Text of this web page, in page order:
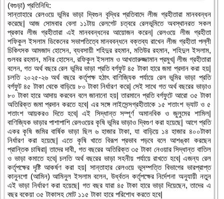
(বগুড়া) প্রতিনিধি:
সান্তাহারে রেলওয়ে ভূমির ভাড়া দ্বিগুন বৃদ্ধির প্রতিবাদে লীজ গ্রহীতারা মানববন্ধন
করেছে| আজ সোমবার বেলা ১১টায় রেলগেট চত্বরে রেলভূমিতে অবস্থানরত সকল
প্রকার লীজ গ্রহীতারা এই মানববন্ধনের আয়োজন করেন| রেলওয়ে লীজ গ্রহীতা
শফিকুল ইসলাম ডিকেনের সভাপতিত্বে মানববন্ধনে বক্তব্য রাখেন লীজ গ্রহীতা পল্লী
চিকিৎসক আমজাদ হোসেন, ব্যবসায়ী শহিদুর রহমান, মতিউর রহমান, শহিদুল ইসলাম,
গুলবর রহমান, মনির হোসেন, রফিকুল ইসলাম ও আখতারুজ্জামান প্রমুখ| লীজ গ্রহীতারা
বলেন, গত অর্থ বছরে রেল ভূমির ভাড়া প্রতি বর্গফুট ৪৫ টাকা হারে জমা প্রদান করা হয়|
চলতি ২০২৫-২৬ অর্থ বছরে কর্তৃপক্ষ হঠাৎ বাণিজ্যিক পর্যায়ে রেল ভূমির ভাড়া প্রতি
বর্গফুট ৪৫ টাকা থেকে বাড়িয়ে ৮০ টাকা নির্ধারণ করে| সেই সাথে গত অর্থ বছরের ভাড়াও
৮০ টাকা হারে আদায় করবেন বলে জানানো হয়| তারমানে প্রতি বর্গফুটে আরো ৩৫ টাকা
অতিরিক্ত জমা প্রদান করতে হবে| এর সঙ্গে লাইসেন্সগ্রহীতাকে ১৫ শতাংশ ভ্যাট ও ৫
শতাংশ আয়করও দিতে হবে| এই সিদ্ধান্ত সম্পূর্ণ অমানবিক ও জুলুমের শামিল|
বাণিজ্যিক ভাড়ার পাশাপাশি রেলওয়ের কৃষি ভূমির ভাড়াও দ্বিগুণ করা হয়েছে| আগে প্রতি
একর কৃষি জমির বার্ষিক ভাড়া ছিল ৬ হাজার টাকা, যা বাড়িয়ে ১৪ হাজার ৪০০টাকা
নির্ধারণ করা হয়েছে| এতে কৃষি খাতে বিরূপ প্রভাব পড়বে বলে আশঙ্কা করছেন
প্রান্তিক চাষিরা| তাদের দাবী, গত বছরের অতিরিক্ত ৩৫ টাকা নেওয়ার সিদ্ধান্ত বাতিল
ও ভাড়া কমাতে হবে| চলতি অর্থ বছরের ভাড়া সহনীয় পর্যায়ে রাখতে হবে| এজন্য রেল
কর্তৃপক্ষের দৃষ্টি আকর্ষণ করা হয়| সান্তাহার রেলওয়ে ভূসম্পত্তি বিভাগের ভারপ্রাপ্ত
কানুনগো (আমিন) আমিনুল ইসলাম বলেন, উর্ধ্বতন কর্তৃপক্ষের নির্দেশনা অনুযায়ী নতুন
এই ভাড়া নির্ধারণ করা হয়েছে| গত বছর যারা ৪৫ টাকা হারে ভাড়া দিয়েছেন, তাদের এ
বছর বকেয়া ৩৫ টাকাসহ মোট ১১৫ টাকা হারে পরিশোধ করতে হবে|